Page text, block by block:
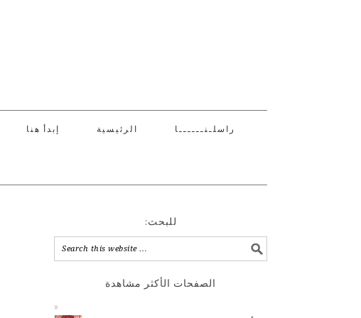
إبدأ هنا الرئيسية راسلـنــــــا
:للبحث
الصفحات الأكثر مشاهدة